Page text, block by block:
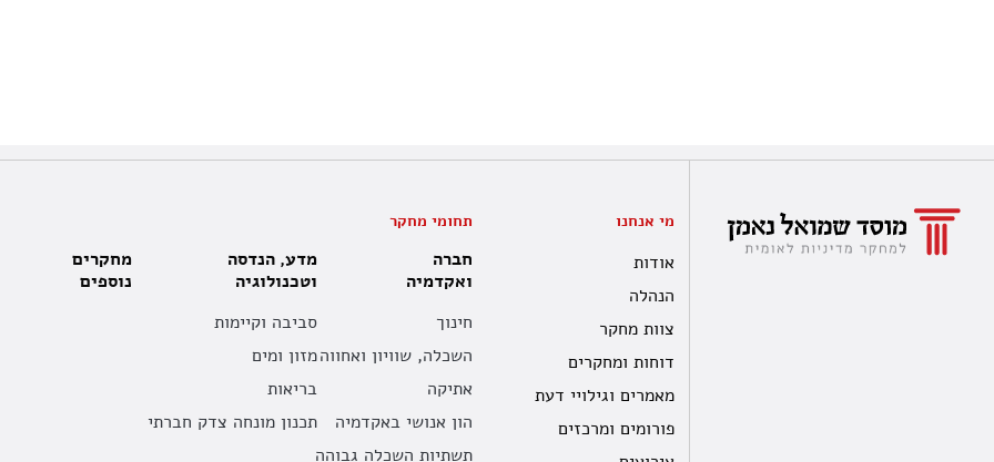
מי אנחנו
אודות
הנהלה
צוות מחקר
דוחות ומחקרים
מאמרים וגילויי דעת
פורומים ומרכזים
תחומי מחקר
חברה
ואקדמיה
חינוך
השכלה, שוויון ואחווה
אתיקה
הון אנושי באקדמיה
תשתיות השכלה גבוהה
מדע, הנדסה
וטכנולוגיה
סביבה וקיימות
מזון ומים
בריאות
תכנון מונחה צדק חברתי
מחקרים
נוספים